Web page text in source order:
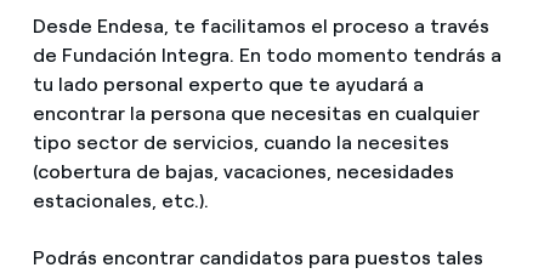
Desde Endesa, te facilitamos el proceso a través
de Fundación Integra. En todo momento tendrás a
tu lado personal experto que te ayudará a
encontrar la persona que necesitas en cualquier
tipo sector de servicios, cuando la necesites
(cobertura de bajas, vacaciones, necesidades
estacionales, etc.).
Podrás encontrar candidatos para puestos tales